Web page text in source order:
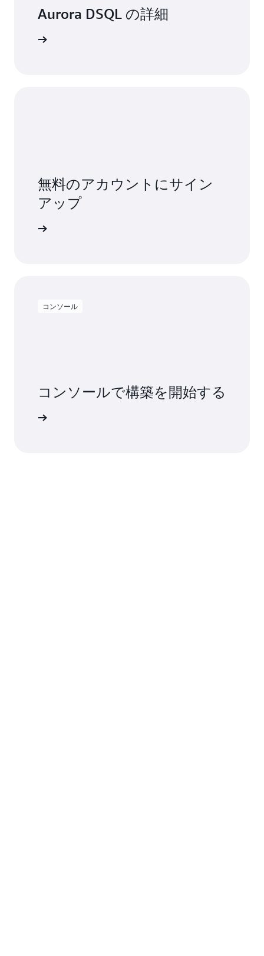
Aurora DSQL の詳細
無料のアカウントにサイン
アップ
コンソール
コンソールで構築を開始する